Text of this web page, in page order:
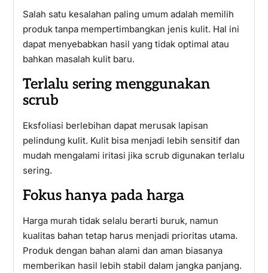
Salah satu kesalahan paling umum adalah memilih
produk tanpa mempertimbangkan jenis kulit. Hal ini
dapat menyebabkan hasil yang tidak optimal atau
bahkan masalah kulit baru.
Terlalu sering menggunakan
scrub
Eksfoliasi berlebihan dapat merusak lapisan
pelindung kulit. Kulit bisa menjadi lebih sensitif dan
mudah mengalami iritasi jika scrub digunakan terlalu
sering.
Fokus hanya pada harga
Harga murah tidak selalu berarti buruk, namun
kualitas bahan tetap harus menjadi prioritas utama.
Produk dengan bahan alami dan aman biasanya
memberikan hasil lebih stabil dalam jangka panjang.